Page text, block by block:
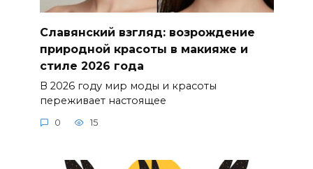
Славянский взгляд: возрождение
природной красоты в макияже и
стиле 2026 года
В 2026 году мир моды и красоты
переживает настоящее
0 15